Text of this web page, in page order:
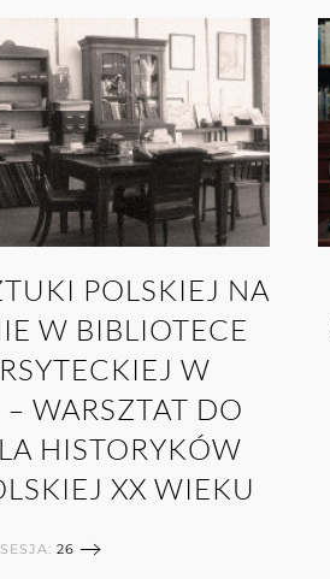
POLSKIEJ NA
W BIBLIOTECE
W
WARSZTAT DO
HISTORYKÓW
XX WIEKU
SESJA: 26